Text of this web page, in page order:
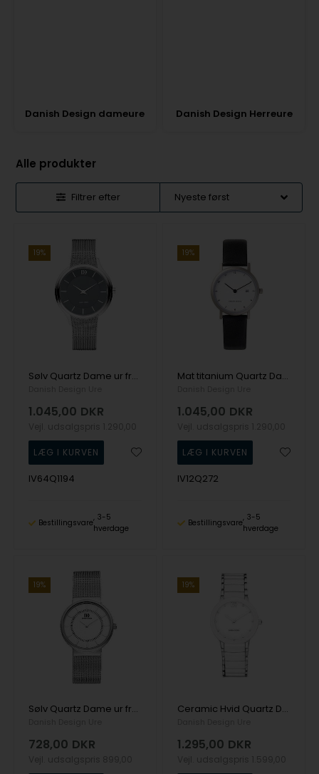
Danish Design dameure Danish Design Herreure
Alle produkter
Filtrer efter
19%
Sølv Quartz Dame ur fra Danish Design, IV64Q1194
1.045,00 DKR
IV64Q1194
Bestillingsvare
3-5
hverdage
19%
Mat titanium Quartz Dame ur fra Danish Design, IV12Q272
1.045,00 DKR
IV12Q272
Bestillingsvare
3-5
hverdage
19%
Sølv Quartz Dame ur fra Danish Design, IV62Q986
728,00 DKR
19%
Ceramic Hvid Quartz Dame ur fra Danish Design, IV62Q1065
1.295,00 DKR